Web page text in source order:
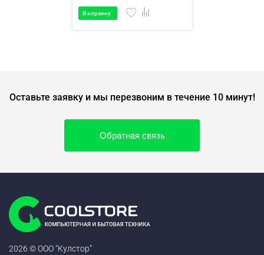
В корзину
Оставьте заявку и мы перезвоним в течение 10 минут!
Обратная связь
2026 © ООО “Кулстор”